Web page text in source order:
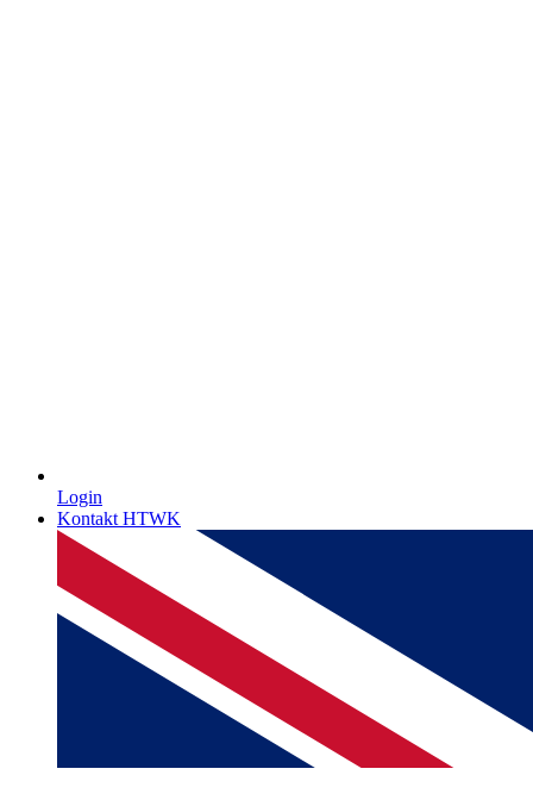
Login
Kontakt HTWK